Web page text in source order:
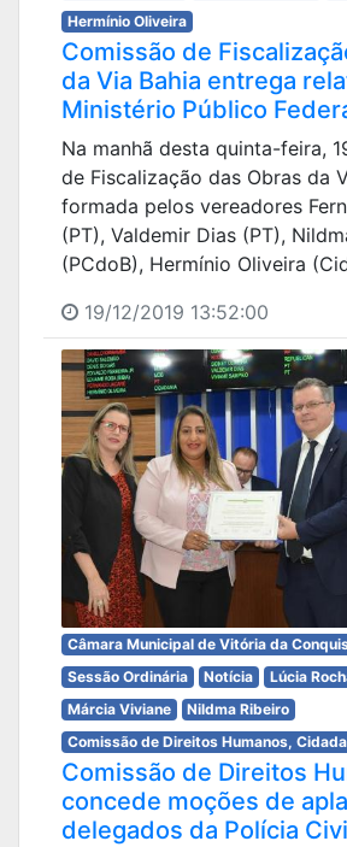
Hermínio Oliveira
Comissão de
da Via Bahia entrega
Ministério Público
Na manhã desta quinta-feira,
de Fiscalização das Obras da
formada pelos vereadores
(PT), Valdemir Dias (PT),
(PCdoB), Hermínio Oliveira
19/12/2019 13:52:00
Câmara Municipal de Vitória da
Sessão Ordinária
Notícia
Lúcia
Márcia Viviane
Nildma Ribeiro
Comissão de Direitos Humanos,
Comissão de Direitos
concede moções de
delegados da Polícia